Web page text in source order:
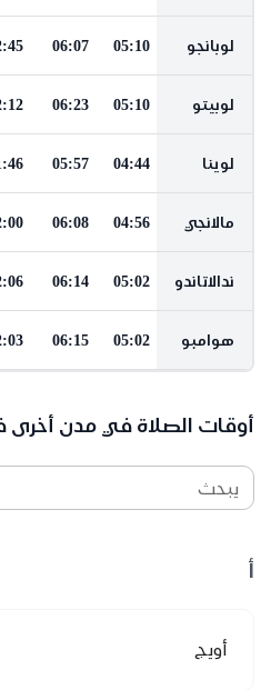
لوبانجو 05:10
06:07
لوبيتو 05:10
06:23
لوينا 04:44
05:57
مالانجي 04:56
06:08
ندالاتاندو 05:02
06:14
هوامبو 05:02
06:15
أوقات الصلاة في مدن أخرى
يبحث
أ
أويج